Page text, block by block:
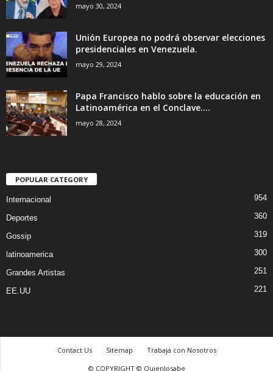
mayo 30, 2024
Unión Europea no podrá observar elecciones
presidenciales en Venezuela.
mayo 29, 2024
Papa Francisco hablo sobre la educación en
Latinoamérica en el Conclave....
mayo 28, 2024
POPULAR CATEGORY
Internacional 954
Deportes 360
Gossip 319
latinoamerica 300
Grandes Artistas 251
EE.UU 221
Contact Us Sitemap
Trabaja con Nosotros
© COPYRIGHT © Quienlosabe